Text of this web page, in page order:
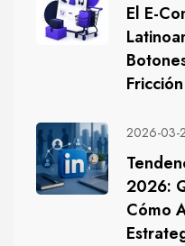
El E-
Fricción
2026-03-
2026:
Cómo